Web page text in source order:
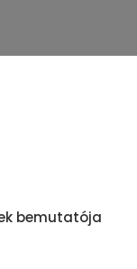
bemutatója